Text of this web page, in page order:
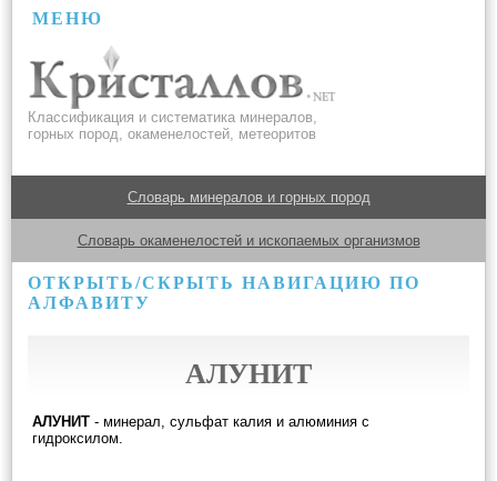
МЕНЮ
Классификация и систематика минералов,
горных пород, окаменелостей, метеоритов
Словарь минералов и горных пород
Словарь окаменелостей и ископаемых организмов
ОТКРЫТЬ/СКРЫТЬ НАВИГАЦИЮ ПО
АЛФАВИТУ
АЛУНИТ
АЛУНИТ - минерал, сульфат калия и алюминия с
гидроксилом.